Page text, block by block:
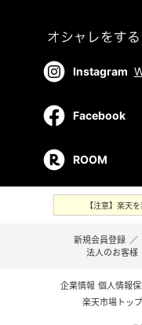
Instagram
Facebook
ROOM
【注意】楽天
新規会員登録 ／
法人のお客様
企業情報 個人情報
楽天市場トップ